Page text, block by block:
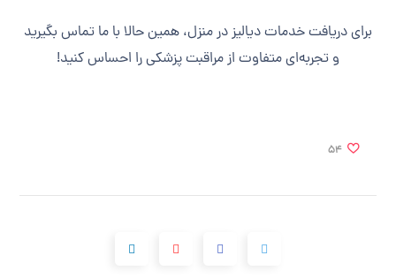
برای دریافت خدمات دیالیز در منزل، همین حالا با ما تماس بگیرید
و تجربه‌ای متفاوت از مراقبت پزشکی را احساس کنید!
54